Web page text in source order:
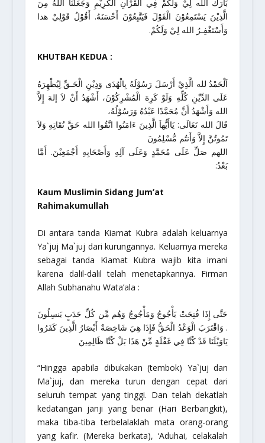
بَارَكَ الله لِيْ وَلَكُمْ فِي الْقُرْآنِ الْكَرِيْمِ وَجَعَلَنَا اللهُ مِنَ
الَّذِيْنَ يَسْتَمِعُوْنَ الْقَوْلَ فَيَتَّبِعُوْنَ أَحْسَنَهُ. أَقُوْلُ قَوْلِيْ هذا
وَأَسْتَغْفِـرُ الله لِيْ وَلَكُمْ.
KHUTBAH KEDUA :
اَلْحَمْدُ لله الَّذِيْ أَرْسَلَ رَسُوْلَهُ بِالْهُدَى وَدِيْنِ الْحَـقِّ لِيُظْهِرَهُ
عَلَى الدِّيْنِ كُلِّهِ وَلَوْ كَرِهَ الْمُشْرِكُوْنَ، أَشْهَدُ أَنْ لاَ إلهَ إِلاَّ
الله وَأَشْهَدُ أَنَّ مُحَمَّدًا عَبْدُهُ وَرَسُوْلُهُ،
قَالَ الله تَعَالَى: يَاأَيُّهاَ الَّذِينَ ءَامَنُوا اتَّقُوا الله حَقَّ تُقَاتِهِ وَلاَ
تَمُوتُنَّ إِلاَّ وَأَنتُم مُّسْلِمُونَ
اللهم صَلِّ عَلَى مُحَمَّدٍ وَعَلَى آلِهِ وَأَصْحَابِهِ أَجْمَعِيْنَ. أَمَّا
بَعْدُ:
Kaum Muslimin Sidang Jum’at
Rahimakumullah
Di antara tanda Kiamat Kubra adalah keluarnya
Ya`juj Ma`juj dari kurungannya. Keluarnya mereka
sebagai tanda Kiamat Kubra wajib kita imani
karena dalil-dalil telah menetapkannya. Firman
Allah Subhanahu Wata’ala :
حَتَّى إِذَا فُتِحَتْ يَأْجُوجُ وَمَأْجُوجُ وَهُم مِّن كُلِّ حَدَبٍ يَنسِلُونَ
. وَاقْتَرَبَ الْوَعْدُ الْحَقُّ فَإِذَا هِيَ شَاخِصَةٌ أَبْصَارُ الَّذِينَ كَفَرُوا
يَاوَيْلَنَا قَدْ كُنَّا فِي غَفْلَةٍ مِّنْ هَذَا بَلْ كُنَّا ظَالِمِينَ
“Hingga apabila dibukakan (tembok) Ya`juj dan
Ma`juj, dan mereka turun dengan cepat dari
seluruh tempat yang tinggi. Dan telah dekatlah
kedatangan janji yang benar (Hari Berbangkit),
maka tiba-tiba terbelalaklah mata orang-orang
yang kafir. (Mereka berkata), ‘Aduhai, celakalah